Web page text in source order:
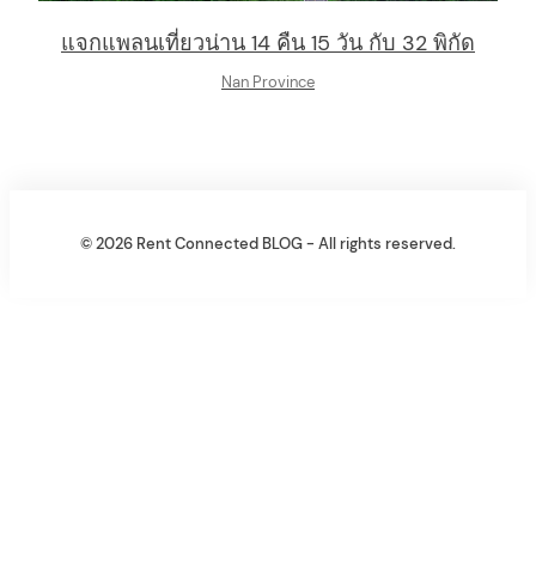
แจกแพลนเที่ยวน่าน 14 คืน 15 วัน กับ 32 พิกัด
Nan Province
© 2026 Rent Connected BLOG - All rights reserved.